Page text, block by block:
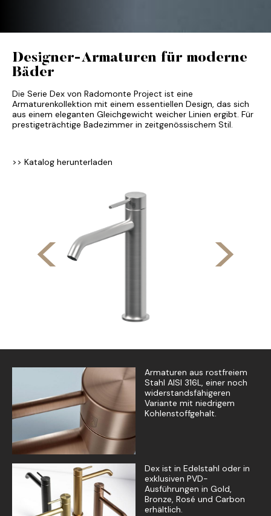
Designer-Armaturen für moderne
Bäder
Die Serie Dex von Radomonte Project ist eine
Armaturenkollektion mit einem essentiellen Design, das sich
aus einem eleganten Gleichgewicht weicher Linien ergibt. Für
prestigeträchtige Badezimmer in zeitgenössischem Stil.
>> Katalog herunterladen
Armaturen aus rostfreiem
Stahl AISI 316L, einer noch
widerstandsfähigeren
Variante mit niedrigem
Kohlenstoffgehalt.
Dex ist in Edelstahl oder in
exklusiven PVD-
Ausführungen in Gold,
Bronze, Rosé und Carbon
erhältlich.